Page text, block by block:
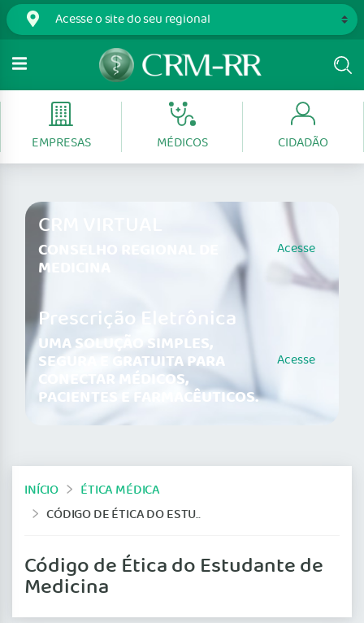
EMPRESAS MÉDICOS CIDADÃO
CRM VIRTUAL
CONSELHO REGIONAL DE
MEDICINA
Acesse
Prescrição Eletrônica
UMA SOLUÇÃO SIMPLES,
SEGURA E GRATUITA PARA
CONECTAR MÉDICOS,
PACIENTES E FARMACÊUTICOS.
Acesse
INÍCIO
ÉTICA MÉDICA
CÓDIGO DE ÉTICA DO ESTUDANTE DE MEDICINA
Código de Ética do Estudante de
Medicina